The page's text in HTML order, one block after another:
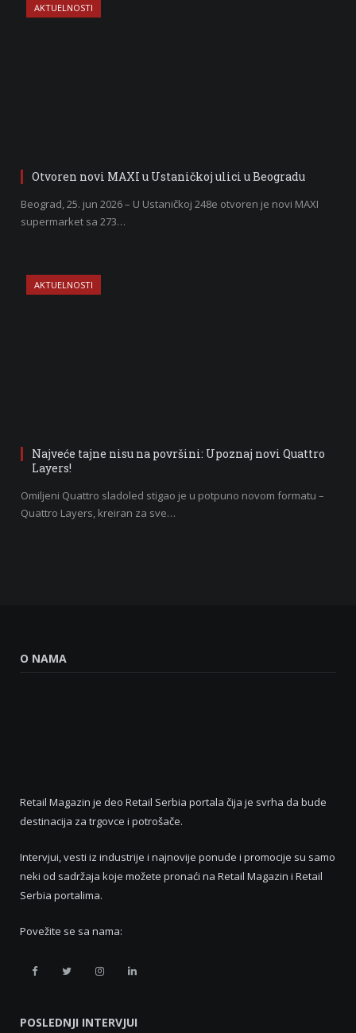
AKTUELNOSTI
Otvoren novi MAXI u Ustaničkoj ulici u Beogradu
Beograd, 25. jun 2026 – U Ustaničkoj 248e otvoren je novi MAXI
supermarket sa 273…
AKTUELNOSTI
Najveće tajne nisu na površini: Upoznaj novi Quattro
Layers!
Omiljeni Quattro sladoled stigao je u potpuno novom formatu –
Quattro Layers, kreiran za sve…
O NAMA
Retail Magazin je deo Retail Serbia portala čija je svrha da bude
destinacija za trgovce i potrošače.
Intervjui, vesti iz industrije i najnovije ponude i promocije su samo
neki od sadržaja koje možete pronaći na Retail Magazin i Retail
Serbia portalima.
Povežite se sa nama:
Retail
Facebook
Retail
Twitter
Retail
Instagram
Retail
Linkedin
POSLEDNJI INTERVJUI